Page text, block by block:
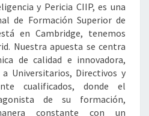
y Pericia CIIP, es una
de Formación Superior de
en Cambridge, tenemos
Nuestra apuesta se centra
de calidad e innovadora,
Universitarios, Directivos y
cualificados, donde el
de su formación,
constante con un